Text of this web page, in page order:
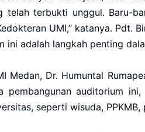
telah terbukti unggul. Baru-
UMI,” katanya. Pdt.
ini adalah langkah penting
Medan, Dr. Humuntal
pembangunan auditorium
seperti wisuda,